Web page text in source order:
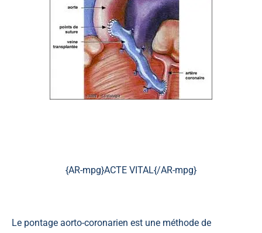
{AR-mpg}ACTE VITAL{/AR-mpg}
Le pontage aorto-coronarien est une méthode de